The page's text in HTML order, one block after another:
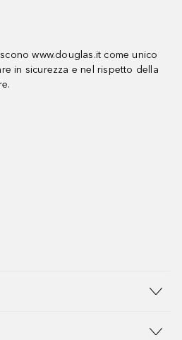
www.douglas.it come unico
in sicurezza e nel rispetto della